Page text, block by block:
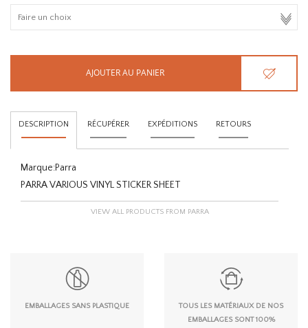
AJOUTER AU PANIER
DESCRIPTION RÉCUPÉRER EXPÉDITIONS RETOURS
Marque:Parra
PARRA VARIOUS VINYL STICKER SHEET
VIEW ALL PRODUCTS FROM PARRA
EMBALLAGES SANS PLASTIQUE
TOUS LES MATÉRIAUX DE NOS
EMBALLAGES SONT 100%